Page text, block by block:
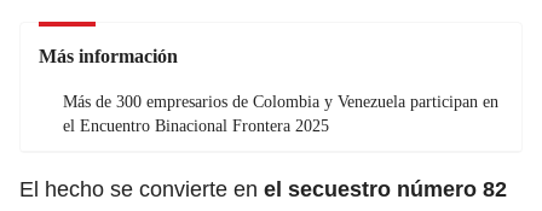
Más información
Más de 300 empresarios de Colombia y Venezuela participan en
el Encuentro Binacional Frontera 2025
El hecho se convierte en el secuestro número 82